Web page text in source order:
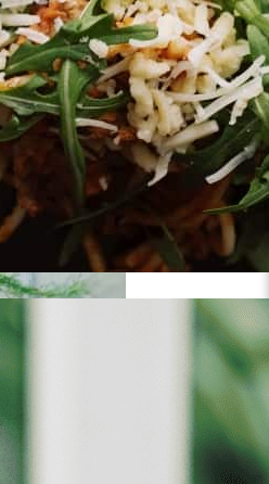
בסדנא נלמד את
ולטפח טרריום צומח
הסדנא כוללת את כל
מתאים למתחילים
משך החוויה: 3.5-4 שעות
יש לבחור כמות